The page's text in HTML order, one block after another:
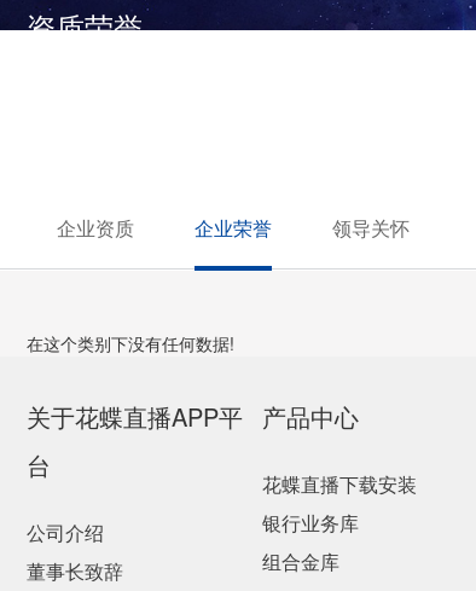
资质荣誉
企业资质 企业荣誉 领导关怀
在这个类别下没有任何数据!
关于花蝶直播APP平
台
公司介绍
董事长致辞
产品中心
花蝶直播下载安装
银行业务库
组合金库